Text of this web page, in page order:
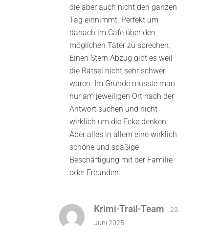
die aber auch nicht den ganzen
Tag einnimmt. Perfekt um
danach im Cafe über den
möglichen Täter zu sprechen.
Einen Stern Abzug gibt es weil
die Rätsel nicht sehr schwer
waren. Im Grunde musste man
nur am jeweiligen Ort nach der
Antwort suchen und nicht
wirklich um die Ecke denken.
Aber alles in allem eine wirklich
schöne und spaßige
Beschäftigung mit der Familie
oder Freunden.
Krimi-Trail-Team
23.
Juni 2025